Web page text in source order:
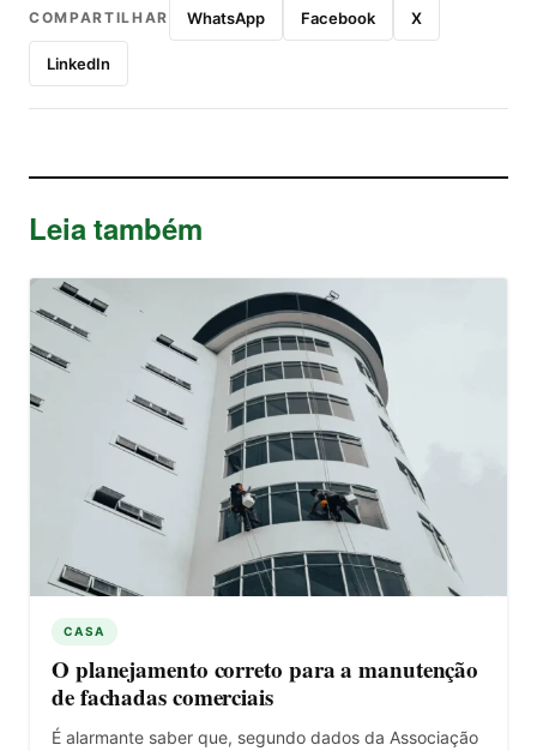
COMPARTILHAR WhatsApp Facebook X
LinkedIn
Leia também
CASA
O planejamento correto para a manutenção
de fachadas comerciais
É alarmante saber que, segundo dados da Associação